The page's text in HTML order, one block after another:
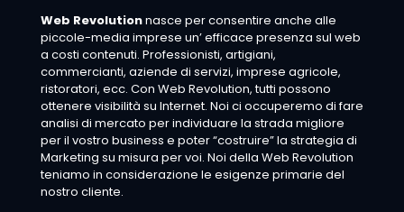
Web Revolutionnasce per consentire anche alle
piccole-media imprese un’ efficace presenza sul web
a costi contenuti. Professionisti, artigiani,
commercianti, aziende di servizi, imprese agricole,
ristoratori, ecc. Con Web Revolution, tutti possono
ottenere visibilità su Internet. Noi ci occuperemo di fare
analisi di mercato per individuare la strada migliore
per il vostro business e poter “costruire” la strategia di
Marketing su misura per voi. Noi della Web Revolution
teniamo in considerazione le esigenze primarie del
nostro cliente.